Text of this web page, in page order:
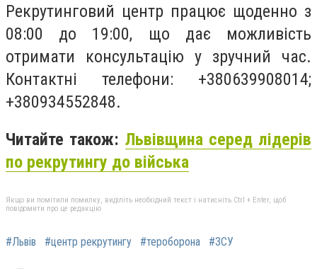
Рекрутинговий центр працює щоденно з
08:00 до 19:00, що дає можливість
отримати консультацію у зручний час.
Контактні телефони: +380639908014;
+380934552848.
Читайте також: Львівщина серед лідерів
по рекрутингу до війська
Якщо ви помітили помилку, виділіть необхідний текст і натисніть Ctrl + Enter, щоб
повідомити про це редакцію
#Львів #центр рекрутингу #тероборона #ЗСУ